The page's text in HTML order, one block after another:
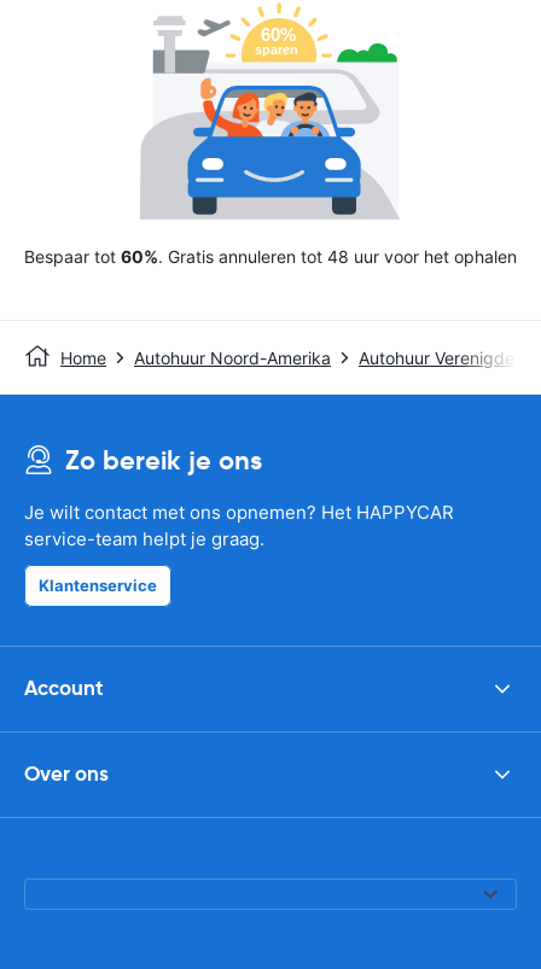
Bespaar tot 60%. Gratis annuleren tot 48 uur voor het ophalen
Home Autohuur Noord-Amerika Autohuur Verenigde
Zo bereik je ons
Je wilt contact met ons opnemen? Het HAPPYCAR
service-team helpt je graag.
Klantenservice
Account
Over ons